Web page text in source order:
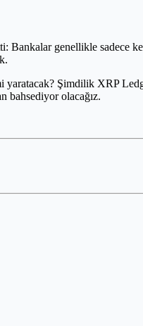
genellikle sadece
yaratacak? Şimdilik XRP
bahsediyor olacağız.